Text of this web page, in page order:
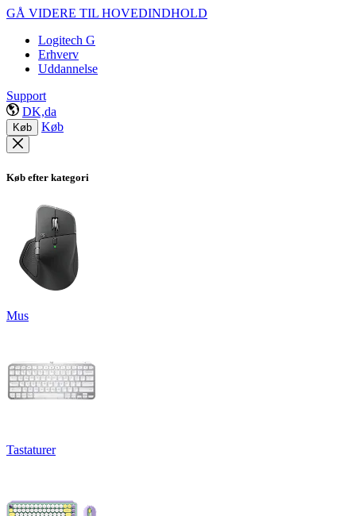
GÅ VIDERE TIL HOVEDINDHOLD
Logitech G
Erhverv
Uddannelse
Support
DK,da
Køb Køb
Køb efter kategori
Mus
Tastaturer